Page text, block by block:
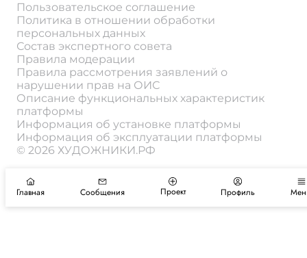
Пользовательское соглашение
Политика в отношении обработки
персональных данных
Состав экспертного совета
Правила модерации
Правила рассмотрения заявлений о
нарушении прав на ОИС
Описание функциональных характеристик
платформы
Информация об установке платформы
Информация об эксплуатации платформы
© 2026 ХУДОЖНИКИ.РФ
Главная Сообщения Проект Профиль